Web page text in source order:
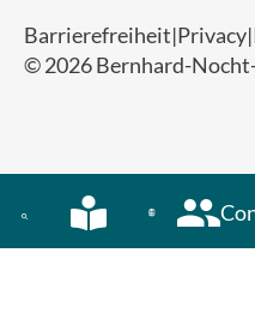
© 2026 Bernhard-
Barrierefreiheit Privacy